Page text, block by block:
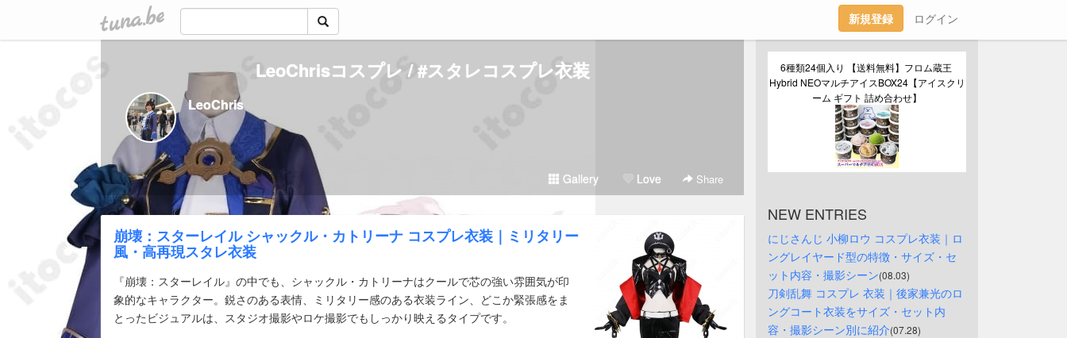
tuna.be 新規登録 ログイン
LeoChrisコスプレ / #スタレコスプレ衣装
LeoChris
Gallery Love Share
崩壊：スターレイル シャックル・カトリーナ コスプレ衣装｜ミリタリー
風・高再現スタレ衣装
『崩壊：スターレイル』の中でも、シャックル・カトリーナはクールで芯の強い雰囲気が印
象的なキャラクター。鋭さのある表情、ミリタリー感のある衣装ライン、どこか緊張感をま
とったビジュアルは、スタジオ撮影やロケ撮影でもしっかり映えるタイプです。
6種類24個入り 【送料無料】フロム蔵王
Hybrid NEOマルチアイスBOX24【アイスクリ
ーム ギフト 詰め合わせ】
NEW ENTRIES
にじさんじ 小柳ロウ コスプレ衣装｜ロ
ングレイヤード型の特徴・サイズ・セ
ット内容・撮影シーン(08.03)
刀剣乱舞 コスプレ 衣装｜後家兼光のロ
ングコート衣装をサイズ・セット内
容・撮影シーン別に紹介(07.28)